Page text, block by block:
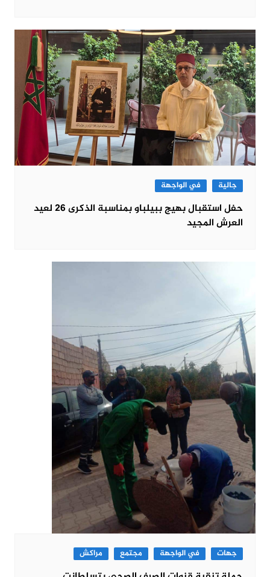
جالية في الواجهة
حفل استقبال بهيج ببيلباو بمناسبة الذكرى 26 لعيد
العرش المجيد
جهات في الواجهة مجتمع مراكش